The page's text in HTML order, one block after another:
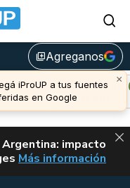
library_addAgreganos
×
iProUP a tus fuentes
en Google
Avalanche
u$s 6,51
impacto
CLARITY ACT EN
Más información